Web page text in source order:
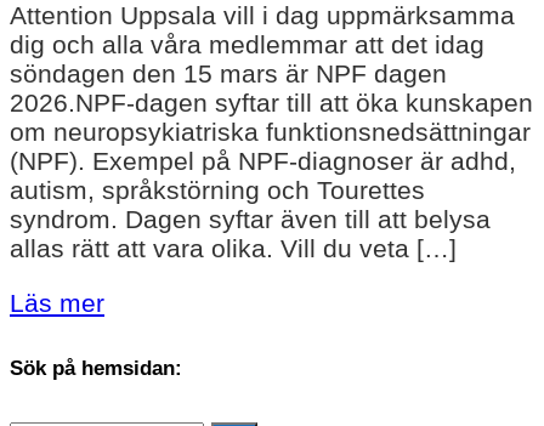
Attention Uppsala vill i dag uppmärksamma
dig och alla våra medlemmar att det idag
söndagen den 15 mars är NPF dagen
2026.NPF-dagen syftar till att öka kunskapen
om neuropsykiatriska funktionsnedsättningar
(NPF). Exempel på NPF-diagnoser är adhd,
autism, språkstörning och Tourettes
syndrom. Dagen syftar även till att belysa
allas rätt att vara olika. Vill du veta […]
Läs mer
Sök på hemsidan: